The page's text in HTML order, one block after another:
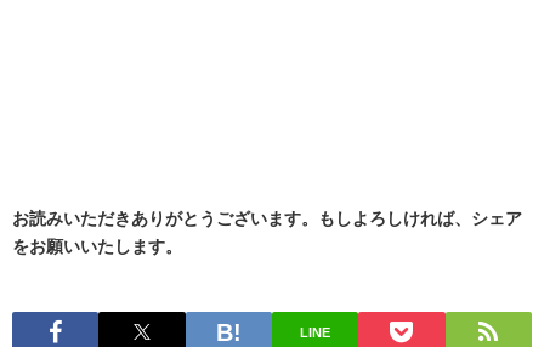
お読みいただきありがとうございます。もしよろしければ、シェア
をお願いいたします。
LINE